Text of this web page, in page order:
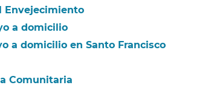
Envejecimiento​​
a domicilio​​
a domicilio en Santo Francisco​​
Comunitaria​​